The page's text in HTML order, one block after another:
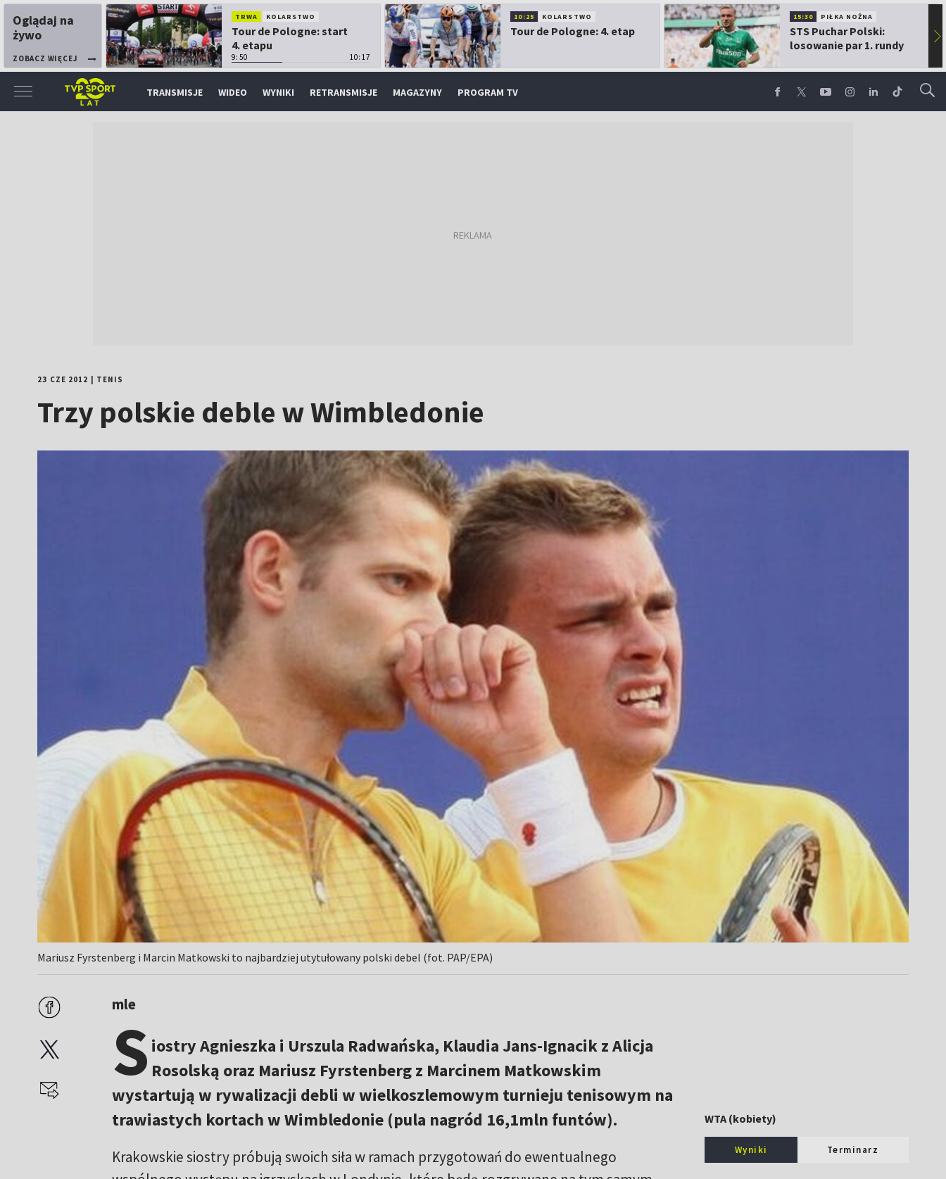
Oglądaj na
żywo
ZOBACZ WIĘCEJ
TRWA KOLARSTWO
Tour de Pologne: start
4. etapu
9:50 10:17
10:25 KOLARSTWO
Tour de Pologne: 4. etap
15:30 PIŁKA NOŻNA
STS Puchar Polski:
losowanie par 1. rundy
▶
TRANSMISJE WIDEO WYNIKI RETRANSMISJE MAGAZYNY PROGRAM TV
23 CZE 2012 TENIS
Trzy polskie deble w Wimbledonie
Mariusz Fyrstenberg i Marcin Matkowski to najbardziej utytułowany polski debel (fot. PAP/EPA)
mle
S iostry Agnieszka i Urszula Radwańska, Klaudia Jans-Ignacik z Alicja
Rosolską oraz Mariusz Fyrstenberg z Marcinem Matkowskim
wystartują w rywalizacji debli w wielkoszlemowym turnieju tenisowym na
trawiastych kortach w Wimbledonie (pula nagród 16,1mln funtów).
Krakowskie siostry próbują swoich siła w ramach przygotowań do ewentualnego
WTA (kobiety)
Wyniki Terminarz